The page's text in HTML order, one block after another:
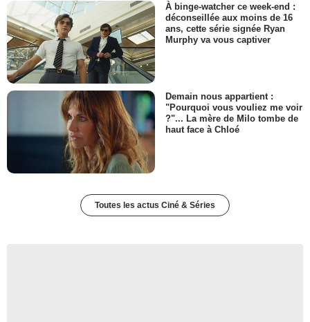
À binge-watcher ce week-end :
déconseillée aux moins de 16
ans, cette série signée Ryan
Murphy va vous captiver
Demain nous appartient :
"Pourquoi vous vouliez me voir
?"... La mère de Milo tombe de
haut face à Chloé
Toutes les actus Ciné & Séries